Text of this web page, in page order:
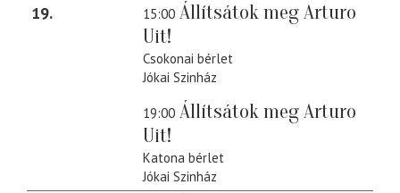
19 15:00 Állítsátok meg Arturo
Uit!
Csokonai bérlet
Jókai Szinház
19:00 Állítsátok meg Arturo
Uit!
Katona bérlet
Jókai Szinház